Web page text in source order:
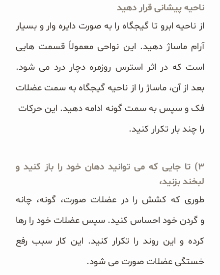
ناحیه پیشانی قرار دهید
از ناحیه ابرو تا گیجگاه را به صورت دایره وار ‏و بسیار
آرام ماساژ دهید. این نواحی معمولاً قسمت هایی
است که در اثر استرس روزمره دچار درد می شود.
بعد از ‏آن، ماساژ را از ناحیه گیجگاه به سمت عضلات
فک و سپس به سمت گونه ادامه دهید. این حرکات
را چند بار تکرار ‏کنید.‏
‏۳) تا جایی که می توانید دهان خود را باز کنید و
لبخند بزنید،
طوری که کشش را در عضلات صورت، گونه، چانه
و گردن خود احساس کنید. سپس عضلات خود را رها
کرده و این روند را تکرار کنید. این کار سبب رفع
خستگی عضلات ‏صورت می شود.‏